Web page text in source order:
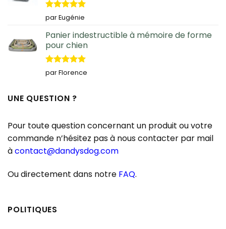
Note5sur
5
par Eugénie
Panier indestructible à mémoire de forme
pour chien
Note5sur
5
par Florence
UNE QUESTION ?
Pour toute question concernant un produit ou votre
commande n’hésitez pas à nous contacter par mail
àcontact@dandysdog.com
Ou directement dans notre FAQ.
POLITIQUES